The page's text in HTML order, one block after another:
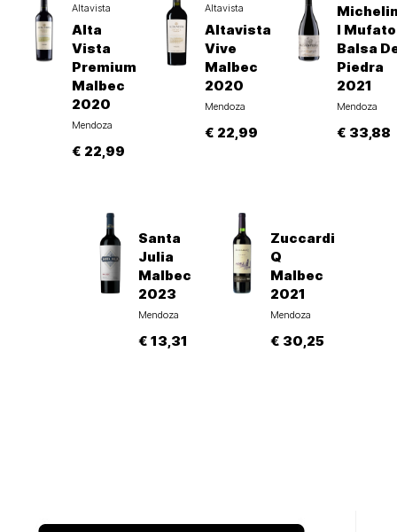
Altavista
Alta
Vista
Premium
Malbec
2020
Mendoza
€ 22,99
Altavista
Altavista
Vive
Malbec
2020
Mendoza
€ 22,99
I Mufato
Balsa
Piedra
2021
Mendoza
€ 33,88
Santa
Julia
Malbec
2023
Mendoza
€ 13,31
Zuccardi
Q
Malbec
2021
Mendoza
€ 30,25